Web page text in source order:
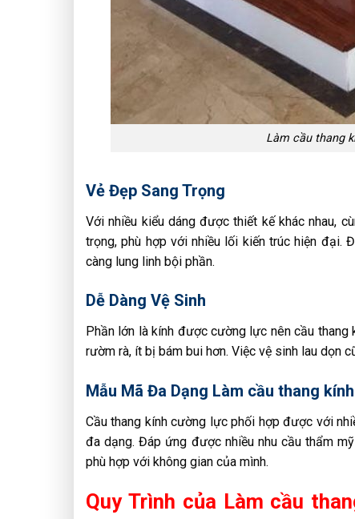
Làm cầu thang
Vẻ Đẹp Sang Trọng
Với nhiều kiểu dáng được thiết kế khác nhau,
trọng, phù hợp với nhiều lối kiến trúc hiện đại.
càng lung linh bội phần.
Dễ Dàng Vệ Sinh
Phần lớn là kính được cường lực nên cầu thang
rườm rà, ít bị bám bui hơn. Việc vệ sinh lau dọn
Mẫu Mã Đa Dạng Làm cầu thang
Cầu thang kính cường lực phối hợp được với
đa dạng. Đáp ứng được nhiều nhu cầu thẩm
phù hợp với không gian của mình.
Quy Trình của Làm cầu